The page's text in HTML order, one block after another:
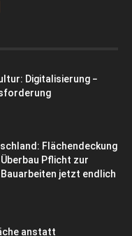
Digitalisierung −
Flächendeckung
Pflicht zur
jetzt endlich
anstatt